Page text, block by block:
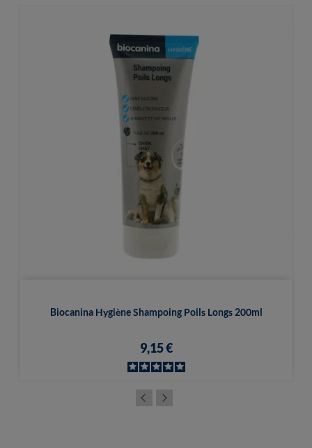
Biocanina Hygiène Shampoing Poils Longs 200ml
9,15 €